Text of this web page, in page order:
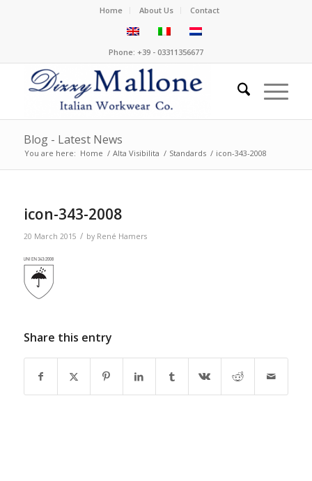
Home About Us Contact
Phone: +39 - 03311356677
Blog - Latest News
You are here: Home / Alta Visibilita / Standards / icon-343-2008
icon-343-2008
20 March 2015 / by René Hamers
Share this entry